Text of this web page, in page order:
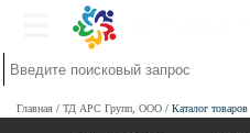
Главная ТД АРС Групп, ООО Каталог товаров